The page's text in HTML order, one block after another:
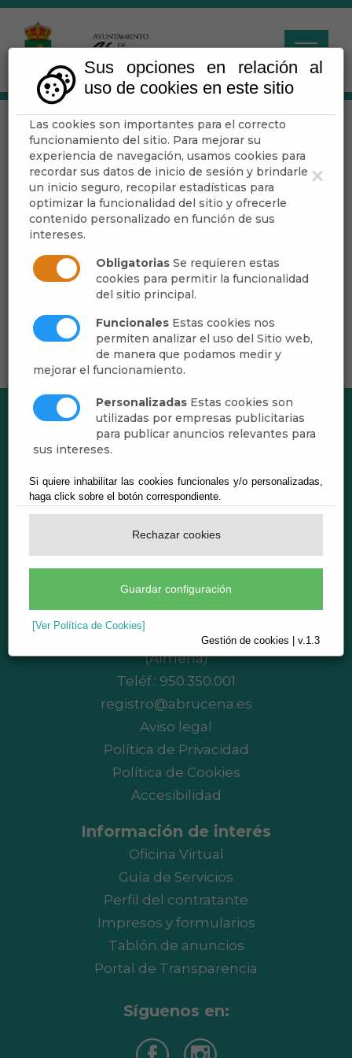
×
Sus opciones en relación al
uso de cookies en este sitio
Las cookies son importantes para el correcto
funcionamiento del sitio. Para mejorar su
experiencia de navegación, usamos cookies para
recordar sus datos de inicio de sesión y brindarle
un inicio seguro, recopilar estadísticas para
optimizar la funcionalidad del sitio y ofrecerle
contenido personalizado en función de sus
intereses.
Obligatorias Se requieren estas
cookies para permitir la funcionalidad
del sitio principal.
Funcionales Estas cookies nos
permiten analizar el uso del Sitio web,
de manera que podamos medir y
mejorar el funcionamiento.
Personalizadas Estas cookies son
utilizadas por empresas publicitarias
para publicar anuncios relevantes para
sus intereses.
Si quiere inhabilitar las cookies funcionales y/o personalizadas,
haga click sobre el botón correspondiente.
Rechazar cookies
Guardar configuración
[Ver Política de Cookies]
Gestión de cookies | v.1.3
Territorio
Escuchar
Planeamiento Urbanístico
Ayuntamiento de Abrucena
CIF: P-0400200-B
Plaza de Andalucía, 1 - 04520 Abrucena
(Almería)
Teléf.: 950.350.001
registro@abrucena.es
Aviso legal
Política de Privacidad
Política de Cookies
Accesibilidad
Información de interés
Oficina Virtual
Guía de Servicios
Perfil del contratante
Impresos y formularios
Tablón de anuncios
Portal de Transparencia
Síguenos en: